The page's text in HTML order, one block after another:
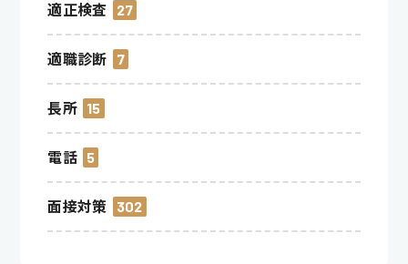
適正検査 27
適職診断 7
長所 15
電話 5
面接対策 302